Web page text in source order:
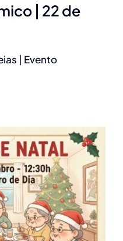
| 22 de
| Evento